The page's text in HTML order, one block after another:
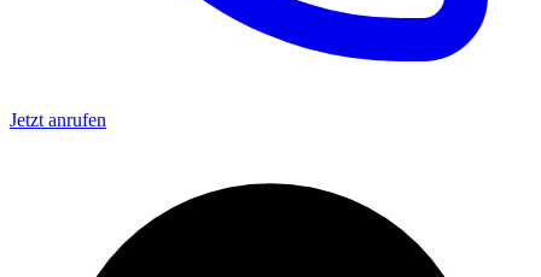
Jetzt anrufen